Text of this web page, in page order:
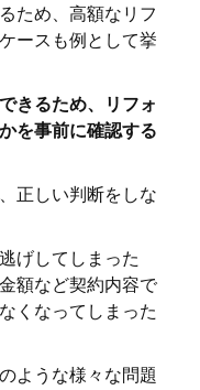
ため、高額なリフ
ースも例として挙
きるため、リフォ
を事前に確認する
正しい判断をしな
げしてしまった
額など契約内容で
くなってしまった
ような様々な問題